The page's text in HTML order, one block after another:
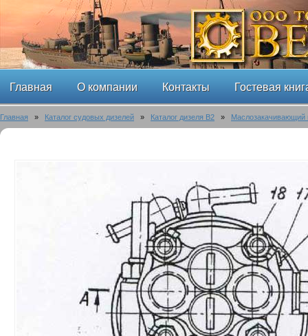
Главная О компании Контакты Гостевая
Главная » Каталог судовых дизелей » Каталог дизеля B2 »